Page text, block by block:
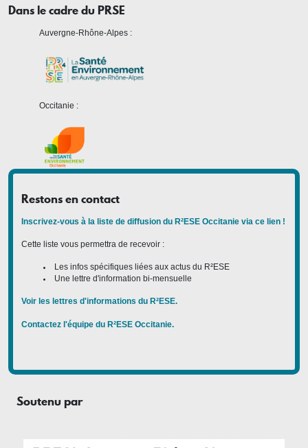
Dans le cadre du PRSE
Auvergne-Rhône-Alpes :
Occitanie :
Restons en contact
Inscrivez-vous à la liste de diffusion du R²ESE Occitanie via ce lien !
Cette liste vous permettra de recevoir :
Les infos spécifiques liées aux actus du R²ESE
Une lettre d'information bi-mensuelle
Voir les lettres d'informations du R²ESE.
Contactez l'équipe du R²ESE Occitanie.
Soutenu par